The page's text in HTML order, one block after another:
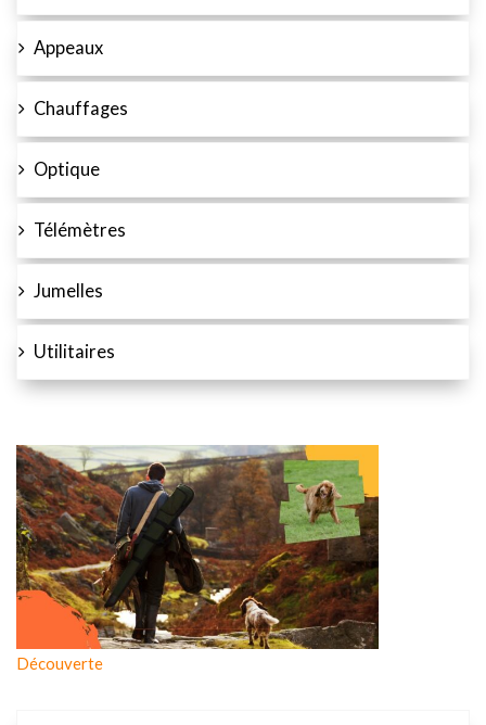
Appeaux
Chauffages
Optique
Télémètres
Jumelles
Utilitaires
Découverte